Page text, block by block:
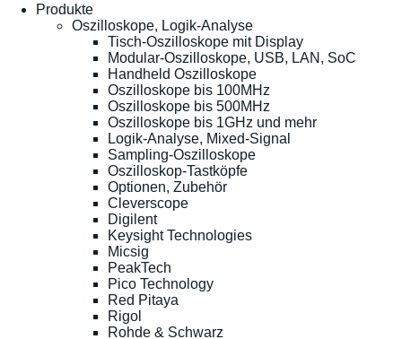
Produkte
Oszilloskope, Logik-Analyse
Tisch-Oszilloskope mit Display
Modular-Oszilloskope, USB, LAN, SoC
Handheld Oszilloskope
Oszilloskope bis 100MHz
Oszilloskope bis 500MHz
Oszilloskope bis 1GHz und mehr
Logik-Analyse, Mixed-Signal
Sampling-Oszilloskope
Oszilloskop-Tastköpfe
Optionen, Zubehör
Cleverscope
Digilent
Keysight Technologies
Micsig
PeakTech
Pico Technology
Red Pitaya
Rigol
Rohde & Schwarz